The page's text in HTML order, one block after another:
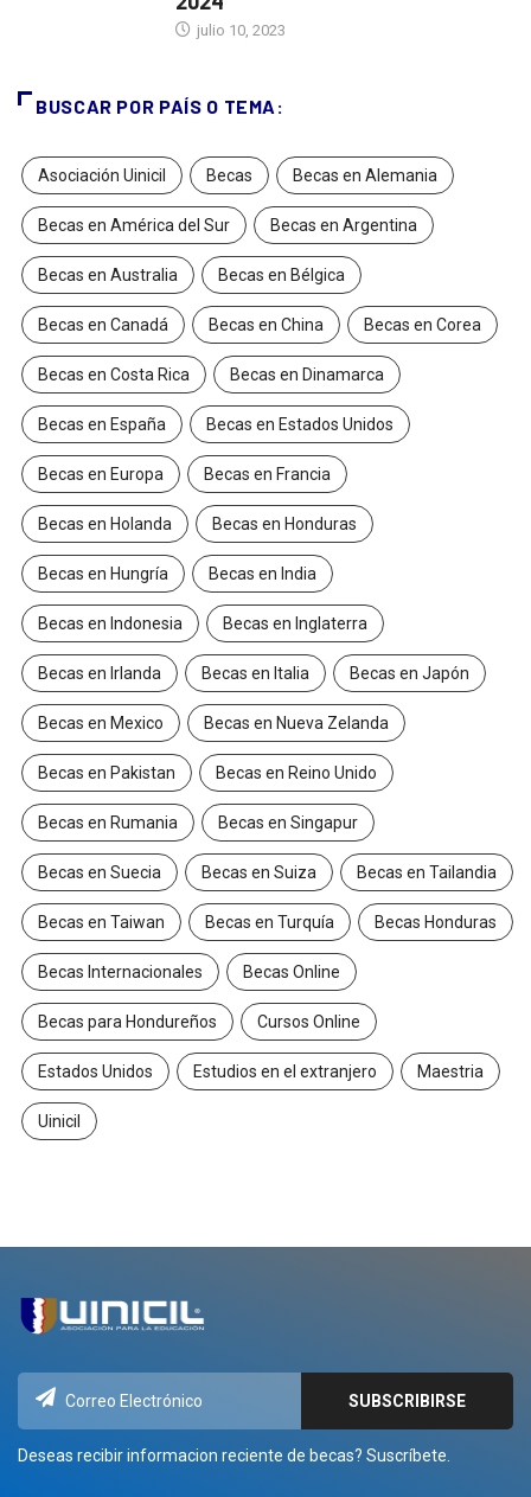
julio 10, 2023
BUSCAR POR PAÍS O TEMA:
Asociación Uinicil Becas Becas en Alemania
Becas en América del Sur Becas en Argentina
Becas en Australia Becas en Bélgica
Becas en Canadá Becas en China Becas en Corea
Becas en Costa Rica Becas en Dinamarca
Becas en España Becas en Estados Unidos
Becas en Europa Becas en Francia
Becas en Holanda Becas en Honduras
Becas en Hungría Becas en India
Becas en Indonesia Becas en Inglaterra
Becas en Irlanda Becas en Italia Becas en Japón
Becas en Mexico Becas en Nueva Zelanda
Becas en Pakistan Becas en Reino Unido
Becas en Rumania Becas en Singapur
Becas en Suecia Becas en Suiza Becas en Tailandia
Becas en Taiwan Becas en Turquía Becas Honduras
Becas Internacionales Becas Online
Becas para Hondureños Cursos Online
Estados Unidos Estudios en el extranjero Maestria
Uinicil
Deseas recibir informacion reciente de becas? Suscríbete.